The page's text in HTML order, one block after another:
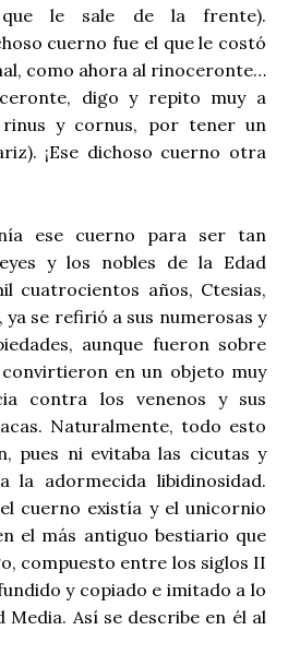
le sale de la frente).
cuerno fue el que le costó
como ahora al rinoceronte…
digo y repito muy a
y cornus, por tener un
¡Ese dichoso cuerno otra
ese cuerno para ser tan
y los nobles de la Edad
cuatrocientos años, Ctesias,
se refirió a sus numerosas y
aunque fueron sobre
en un objeto muy
contra los venenos y sus
Naturalmente, todo esto
pues ni evitaba las cicutas y
la adormecida libidinosidad.
cuerno existía y el unicornio
el más antiguo bestiario que
compuesto entre los siglos II
y copiado e imitado a lo
Así se describe en él al